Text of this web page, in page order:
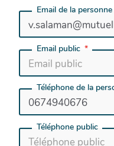
Email de la
Email public
Téléphone de la
Téléphone public